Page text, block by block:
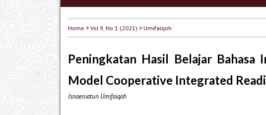
Home >Vol 9, No 1 (2021) >Umifaiqoh
Peningkatan Hasil Belajar Bahasa
Model Cooperative Integrated
Isnaeniatun Umifaiqoh